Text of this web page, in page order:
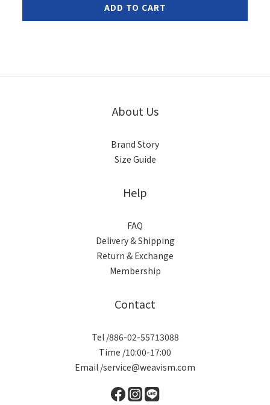
ADD TO CART
About Us
Brand Story
Size Guide
Help
FAQ
Delivery & Shipping
Return & Exchange
Membership
Contact
Tel /886-02-55713088
Time /10:00-17:00
Email /service@weavism.com